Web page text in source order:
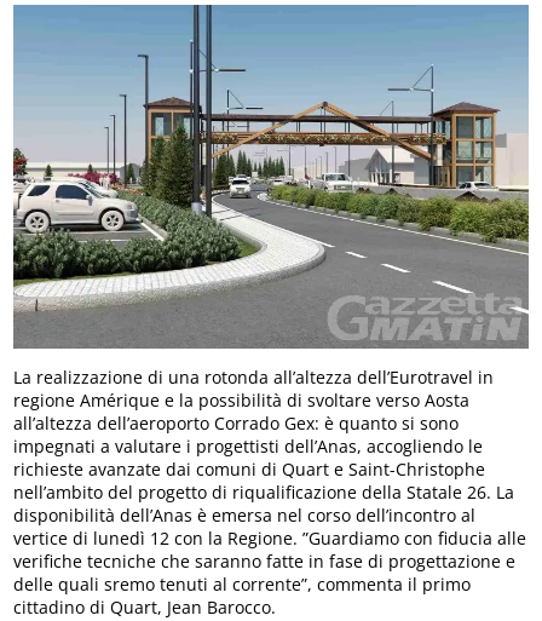
La realizzazione di una rotonda all’altezza dell’Eurotravel in
regione Amérique e la possibilità di svoltare verso Aosta
all’altezza dell’aeroporto Corrado Gex: è quanto si sono
impegnati a valutare i progettisti dell’Anas, accogliendo le
richieste avanzate dai comuni di Quart e Saint-Christophe
nell’ambito del progetto di riqualificazione della Statale 26. La
disponibilità dell’Anas è emersa nel corso dell’incontro al
vertice di lunedì 12 con la Regione. ”Guardiamo con fiducia alle
verifiche tecniche che saranno fatte in fase di progettazione e
delle quali sremo tenuti al corrente”, commenta il primo
cittadino di Quart, Jean Barocco.